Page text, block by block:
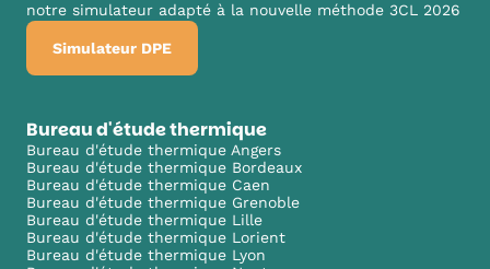
notre simulateur adapté à la nouvelle méthode 3CL 2026
Simulateur DPE
Bureau d'étude thermique
Bureau d'étude thermique Angers
Bureau d'étude thermique Bordeaux
Bureau d'étude thermique Caen
Bureau d'étude thermique Grenoble
Bureau d'étude thermique Lille
Bureau d'étude thermique Lorient
Bureau d'étude thermique Lyon